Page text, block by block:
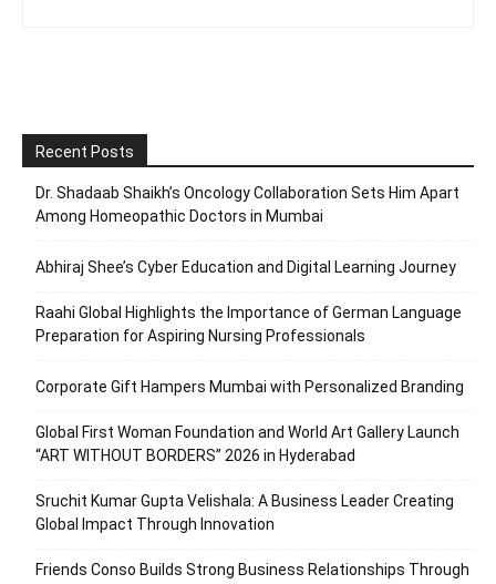
Recent Posts
Dr. Shadaab Shaikh’s Oncology Collaboration Sets Him Apart
Among Homeopathic Doctors in Mumbai
Abhiraj Shee’s Cyber Education and Digital Learning Journey
Raahi Global Highlights the Importance of German Language
Preparation for Aspiring Nursing Professionals
Corporate Gift Hampers Mumbai with Personalized Branding
Global First Woman Foundation and World Art Gallery Launch
“ART WITHOUT BORDERS” 2026 in Hyderabad
Sruchit Kumar Gupta Velishala: A Business Leader Creating
Global Impact Through Innovation
Friends Conso Builds Strong Business Relationships Through